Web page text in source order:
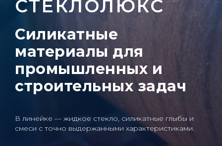
СТЕКЛОЛЮКС
Силикатные
материалы для
промышленных и
строительных задач
В линейке — жидкое стекло, силикатные глыбы и
смеси с точно выдержанными характеристиками.